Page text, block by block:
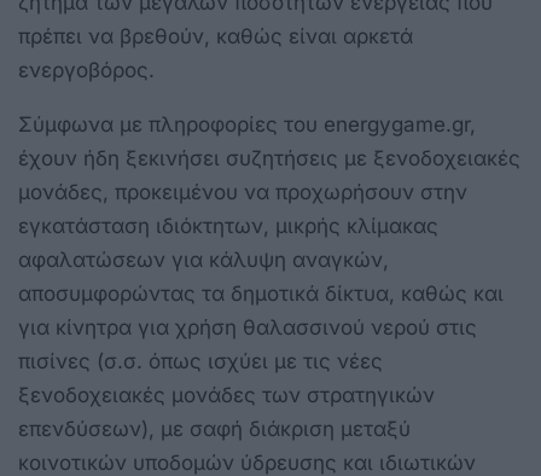
πρέπει να βρεθούν, καθώς είναι αρκετά
ενεργοβόρος.
Σύμφωνα με πληροφορίες του energygame.gr,
έχουν ήδη ξεκινήσει συζητήσεις με ξενοδοχειακές
μονάδες, προκειμένου να προχωρήσουν στην
εγκατάσταση ιδιόκτητων, μικρής κλίμακας
αφαλατώσεων για κάλυψη αναγκών,
αποσυμφορώντας τα δημοτικά δίκτυα, καθώς και
για κίνητρα για χρήση θαλασσινού νερού στις
πισίνες (σ.σ. όπως ισχύει με τις νέες
ξενοδοχειακές μονάδες των στρατηγικών
επενδύσεων), με σαφή διάκριση μεταξύ
κοινοτικών υποδομών ύδρευσης και ιδιωτικών